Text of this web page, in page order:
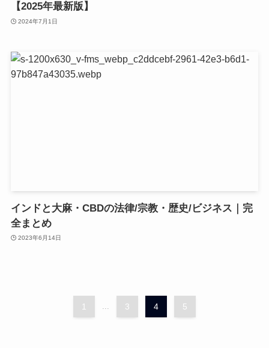
【2025年最新版】
2024年7月1日
インドと大麻・CBDの法律/宗教・歴史/ビジネス｜完
全まとめ
2023年6月14日
1 3 4 5